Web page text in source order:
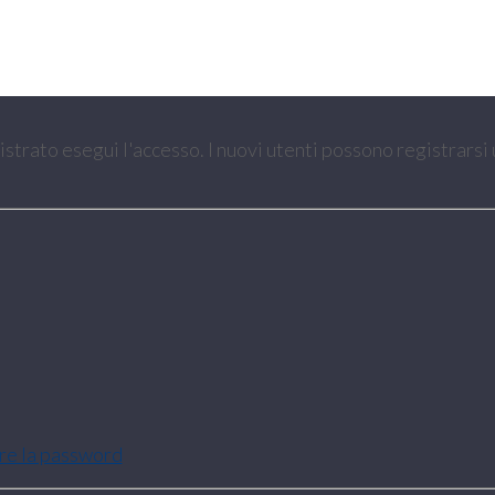
esegui l'accesso. I nuovi utenti possono
la password